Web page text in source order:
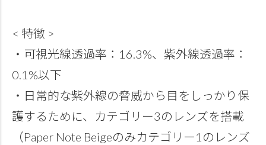
< 特徴 >
・可視光線透過率：16.3%、紫外線透過率：
0.1%以下
・日常的な紫外線の脅威から目をしっかり保
護するために、カテゴリー3のレンズを搭載
（Paper Note Beigeのみカテゴリー1のレンズ